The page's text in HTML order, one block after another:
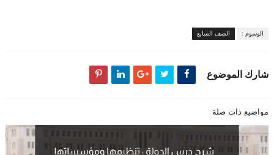
الوسوم : الصف السابع
شارك الموضوع
مواضيع ذات صلة